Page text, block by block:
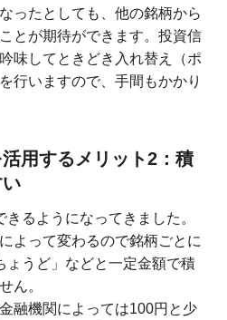
ったとしても、他の銘柄から
とが期待ができます。投資信
味してときどき入れ替え（ポ
行いますので、手間もかかり
用するメリット2：積
るようになってきました。
よって変わるので銘柄ごとに
ょうど」などと一定金額で積
ん。
融機関によっては100円と少